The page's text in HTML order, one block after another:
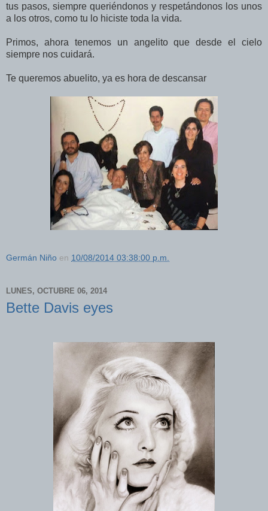
tus pasos, siempre queriéndonos y respetándonos los unos
a los otros, como tu lo hiciste toda la vida.
Primos, ahora tenemos un angelito que desde el cielo
siempre nos cuidará.
Te queremos abuelito, ya es hora de descansar
Germán Niño en 10/08/2014 03:38:00 p.m.
LUNES, OCTUBRE 06, 2014
Bette Davis eyes